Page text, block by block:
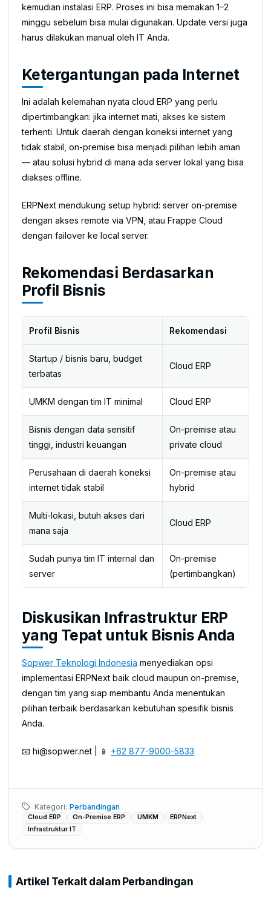
kemudian instalasi ERP. Proses ini bisa memakan 1–2
minggu sebelum bisa mulai digunakan. Update versi juga
harus dilakukan manual oleh IT Anda.
Ketergantungan pada Internet
Ini adalah kelemahan nyata cloud ERP yang perlu
dipertimbangkan: jika internet mati, akses ke sistem
terhenti. Untuk daerah dengan koneksi internet yang
tidak stabil, on-premise bisa menjadi pilihan lebih aman
— atau solusi hybrid di mana ada server lokal yang bisa
diakses offline.
ERPNext mendukung setup hybrid: server on-premise
dengan akses remote via VPN, atau Frappe Cloud
dengan failover ke local server.
Rekomendasi Berdasarkan
Profil Bisnis
Profil Bisnis Rekomendasi
Startup / bisnis baru, budget
terbatas
Cloud ERP
UMKM dengan tim IT minimal Cloud ERP
Bisnis dengan data sensitif
tinggi, industri keuangan
On-premise atau
private cloud
Perusahaan di daerah koneksi
internet tidak stabil
On-premise atau
hybrid
Multi-lokasi, butuh akses dari
mana saja
Cloud ERP
Sudah punya tim IT internal dan
server
On-premise
(pertimbangkan)
Diskusikan Infrastruktur ERP
yang Tepat untuk Bisnis Anda
Sopwer Teknologi Indonesia menyediakan opsi
implementasi ERPNext baik cloud maupun on-premise,
dengan tim yang siap membantu Anda menentukan
pilihan terbaik berdasarkan kebutuhan spesifik bisnis
Anda.
📧 hi@sopwer.net | 📱 +62 877-9000-5833
Kategori: Perbandingan
Cloud ERP On-Premise ERP UMKM
ERPNext
Infrastruktur IT
Artikel Terkait dalamPerbandingan